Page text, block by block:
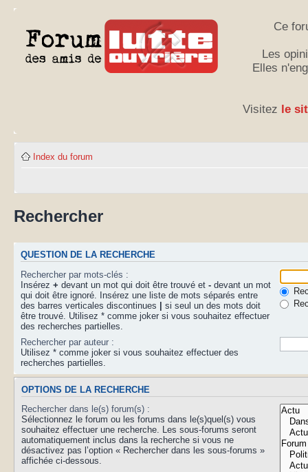
Ce
Les
Elles
Visitez le
Index du forum
Rechercher
QUESTION DE LA RECHERCHE
Rechercher par mots-clés :
Insérez + devant un mot qui doit être trouvé et - devant un mot
qui doit être ignoré. Insérez une liste de mots séparés entre
des barres verticales discontinues
si seul un des mots doit
être trouvé. Utilisez * comme joker si vous souhaitez effectuer
des recherches partielles.
Rechercher par auteur :
Utilisez * comme joker si vous souhaitez effectuer des
recherches partielles.
OPTIONS DE LA RECHERCHE
Rechercher dans le(s) forum(s) :
Sélectionnez le forum ou les forums dans le(s)quel(s) vous
souhaitez effectuer une recherche. Les sous-forums seront
automatiquement inclus dans la recherche si vous ne
désactivez pas l’option « Rechercher dans les sous-forums »
affichée ci-dessous.